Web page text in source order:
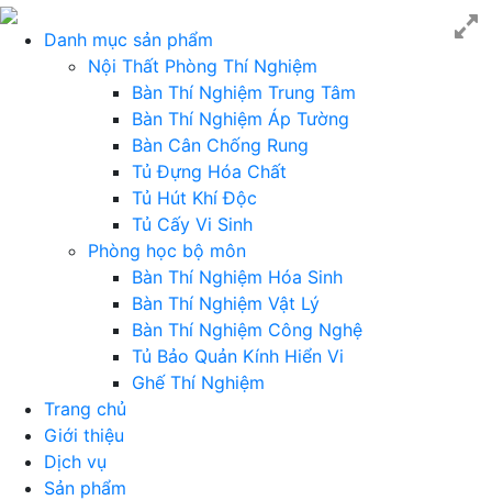
Danh mục sản phẩm
Nội Thất Phòng Thí Nghiệm
Bàn Thí Nghiệm Trung Tâm
Bàn Thí Nghiệm Áp Tường
Bàn Cân Chống Rung
Tủ Đựng Hóa Chất
Tủ Hút Khí Độc
Tủ Cấy Vi Sinh
Phòng học bộ môn
Bàn Thí Nghiệm Hóa Sinh
Bàn Thí Nghiệm Vật Lý
Bàn Thí Nghiệm Công Nghệ
Tủ Bảo Quản Kính Hiển Vi
Ghế Thí Nghiệm
Trang chủ
Giới thiệu
Dịch vụ
Sản phẩm